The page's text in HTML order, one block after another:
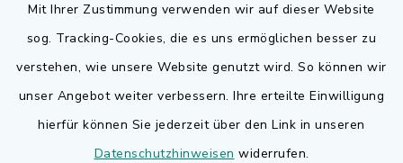
Mit Ihrer Zustimmung verwenden wir auf dieser Website
sog. Tracking-Cookies, die es uns ermöglichen besser zu
verstehen, wie unsere Website genutzt wird. So können wir
unser Angebot weiter verbessern. Ihre erteilte Einwilligung
hierfür können Sie jederzeit über den Link in unseren
Datenschutzhinweisen widerrufen.
Quicklinks
Bauen in Adelsdorf
BayernPortal